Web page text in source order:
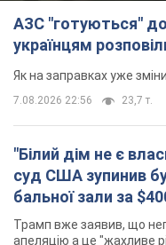
АЗС "готуються"
українцям
Як на заправках уже
7.08.2026 22:56 23,7 т.
"Білий дім не є
суд США зупинив
бальної зали за
Трамп вже заявив, що
апеляцію а це "жахливе